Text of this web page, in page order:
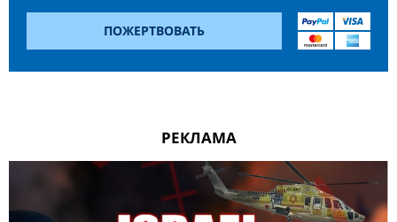
ПОЖЕРТВОВАТЬ
РЕКЛАМА